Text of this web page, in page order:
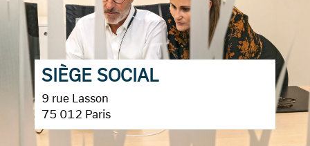
SIÈGE SOCIAL
9 rue Lasson
75 012 Paris